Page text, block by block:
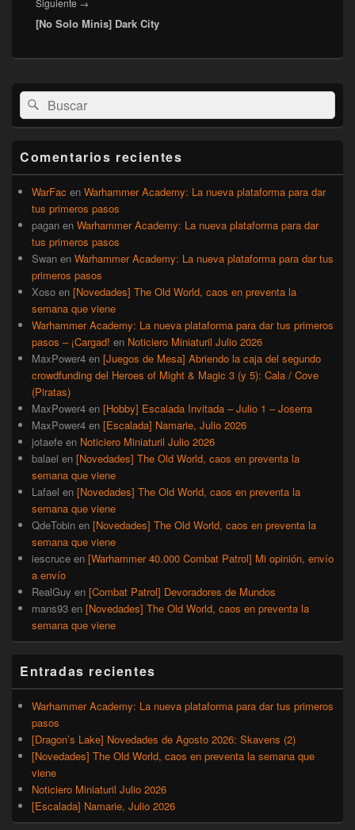
siguiente:
[No Solo Minis] Dark City
área
de
widget
lateral
primaria
Buscar
por:
Buscar
Comentarios recientes
WarFac en Warhammer Academy: La nueva plataforma para dar
tus primeros pasos
pagan en Warhammer Academy: La nueva plataforma para dar
tus primeros pasos
Swan en Warhammer Academy: La nueva plataforma para dar tus
primeros pasos
Xoso en [Novedades] The Old World, caos en preventa la
semana que viene
Warhammer Academy: La nueva plataforma para dar tus primeros
pasos – ¡Cargad! en Noticiero Miniaturil Julio 2026
MaxPower4 en [Juegos de Mesa] Abriendo la caja del segundo
crowdfunding del Heroes of Might & Magic 3 (y 5): Cala / Cove
(Piratas)
MaxPower4 en [Hobby] Escalada Invitada – Julio 1 – Joserra
MaxPower4 en [Escalada] Namarie, Julio 2026
jotaefe en Noticiero Miniaturil Julio 2026
balael en [Novedades] The Old World, caos en preventa la
semana que viene
Lafael en [Novedades] The Old World, caos en preventa la
semana que viene
QdeTobin en [Novedades] The Old World, caos en preventa la
semana que viene
iescruce en [Warhammer 40.000 Combat Patrol] Mi opinión, envío
a envío
RealGuy en [Combat Patrol] Devoradores de Mundos
mans93 en [Novedades] The Old World, caos en preventa la
semana que viene
Entradas recientes
Warhammer Academy: La nueva plataforma para dar tus primeros
pasos
[Dragon’s Lake] Novedades de Agosto 2026: Skavens (2)
[Novedades] The Old World, caos en preventa la semana que
viene
Noticiero Miniaturil Julio 2026
[Escalada] Namarie, Julio 2026